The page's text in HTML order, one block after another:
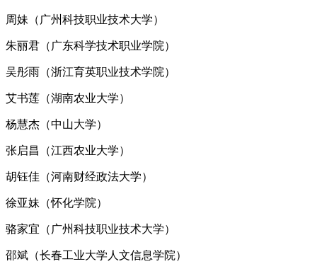
周妹（广州科技职业技术大学）
朱丽君（广东科学技术职业学院）
吴彤雨（浙江育英职业技术学院）
艾书莲（湖南农业大学）
杨慧杰（中山大学）
张启昌（江西农业大学）
胡钰佳（河南财经政法大学）
徐亚妹（怀化学院）
骆家宜（广州科技职业技术大学）
邵斌（长春工业大学人文信息学院）